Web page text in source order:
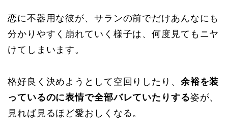
恋に不器用な彼が、サランの前でだけあんなにも
分かりやすく崩れていく様子は、何度見てもニヤ
けてしまいます。
格好良く決めようとして空回りしたり、 余裕を装
っているのに表情で全部バレていたりする姿が、
見れば見るほど愛おしくなる。